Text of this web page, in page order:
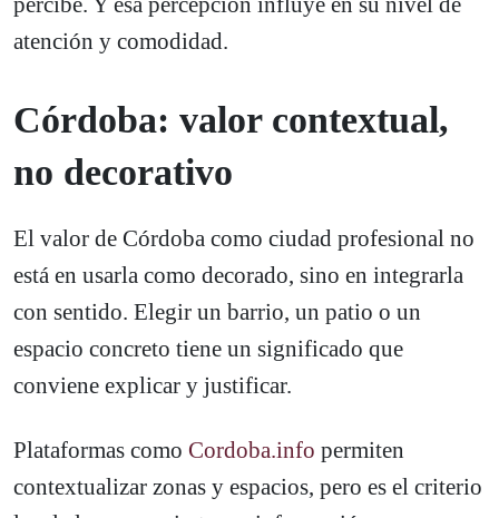
atención y comodidad.
Córdoba: valor contextual,
no decorativo
El valor de Córdoba como ciudad profesional no
está en usarla como decorado, sino en integrarla
con sentido. Elegir un barrio, un patio o un
espacio concreto tiene un significado que
conviene explicar y justificar.
Plataformas como Cordoba.info permiten
contextualizar zonas y espacios, pero es el criterio